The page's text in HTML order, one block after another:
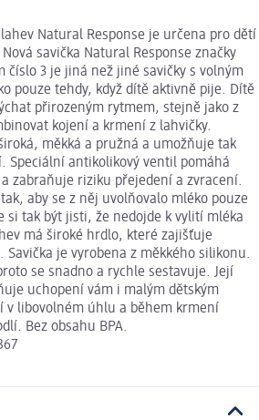
lahev Natural Response je určena pro dětí
savička Natural Response značky
číslo 3 je jiná než jiné savičky s volným
pouze tehdy, když dítě aktivně pije. Dítě
přirozeným rytmem, stejně jako z
kojení a krmení z lahvičky.
měkká a pružná a umožňuje tak
Speciální antikolikový ventil pomáhá
zabraňuje riziku přejedení a zvracení.
aby se z něj uvolňovalo mléko pouze
si tak být jisti, že nedojde k vylití mléka
má široké hrdlo, které zajišťuje
je vyrobena z měkkého silikonu.
se snadno a rychle sestavuje. Její
uchopení vám i malým dětským
v libovolném úhlu a během krmení
Bez obsahu BPA.